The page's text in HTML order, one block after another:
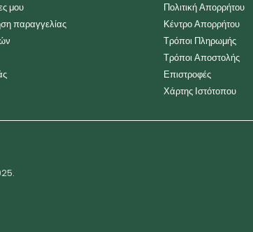
μου
παραγγελίας
Πολιτική Απορρήτου
Κέντρο Απορρήτου
Τρόποι Πληρωμής
Τρόποι Αποστολής
Επιστροφές
Χάρτης Ιστότοπου